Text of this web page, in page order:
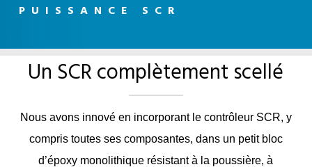
PUISSANCE SCR
Un SCR complètement scellé
Nous avons innové en incorporant le contrôleur SCR, y
compris toutes ses composantes, dans un petit bloc
d’époxy monolithique résistant à la poussière, à